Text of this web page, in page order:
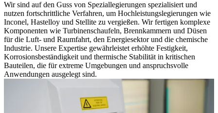
Wir sind auf den Guss von Speziallegierungen spezialisiert und
nutzen fortschrittliche Verfahren, um Hochleistungslegierungen wie
Inconel, Hastelloy und Stellite zu vergießen. Wir fertigen komplexe
Komponenten wie Turbinenschaufeln, Brennkammern und Düsen
für die Luft- und Raumfahrt, den Energiesektor und die chemische
Industrie. Unsere Expertise gewährleistet erhöhte Festigkeit,
Korrosionsbeständigkeit und thermische Stabilität in kritischen
Bauteilen, die für extreme Umgebungen und anspruchsvolle
Anwendungen ausgelegt sind.